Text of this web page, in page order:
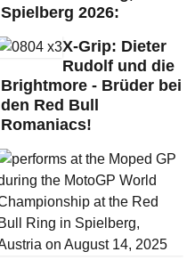
Spielberg 2026:
X-Grip: Dieter
Rudolf und die
Brightmore - Brüder bei
den Red Bull
Romaniacs!